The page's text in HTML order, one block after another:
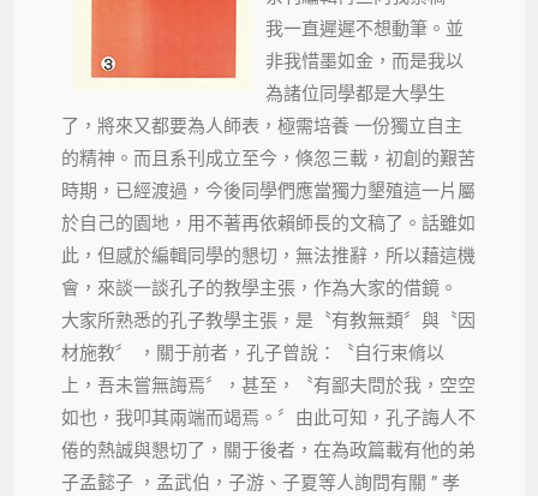
我一直遲遲不想動筆。並
非我惜墨如金，而是我以
為諸位同學都是大學生
了，將來又都要為人師表，極需培養 一份獨立自主
的精神。而且系刊成立至今，倏忽三載，初創的艱苦
時期，已經渡過，今後同學們應當獨力墾殖這一片屬
於自己的園地，用不著再依賴師長的文稿了。話雖如
此，但感於編輯同學的懇切，無法推辭，所以藉這機
會，來談一談孔子的教學主張，作為大家的借鏡。
大家所熟悉的孔子教學主張，是〝有教無類〞與〝因
材施教〞 ，關于前者，孔子曾說：〝自行束脩以
上，吾未嘗無誨焉〞，甚至，〝有鄙夫問於我，空空
如也，我叩其兩端而竭焉。〞由此可知，孔子誨人不
倦的熱誠與懇切了，關于後者，在為政篇載有他的弟
子孟懿子 ，孟武伯，子游、子夏等人詢問有關 ” 孝